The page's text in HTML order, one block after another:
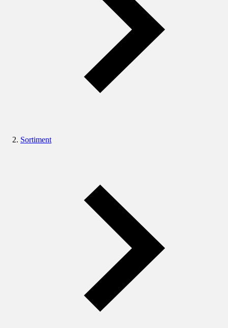
Sortiment